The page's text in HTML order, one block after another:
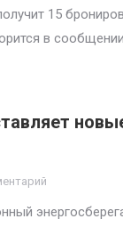
15
в